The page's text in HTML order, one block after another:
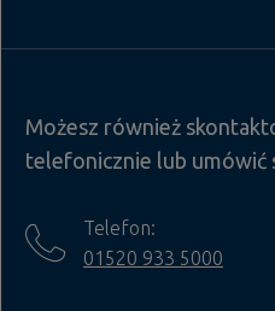
Możesz również
telefonicznie lub umówić
Telefon:
01520 933 5000